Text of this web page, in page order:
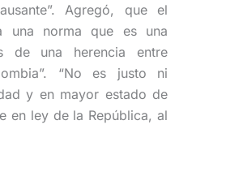
Agregó, que el
una norma que es una
de una herencia entre
“No es justo ni
y en mayor estado de
en ley de la República, al